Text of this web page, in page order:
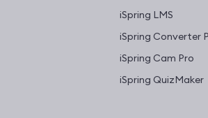
iSpring LMS
iSpring Converter
iSpring Cam Pro
iSpring QuizMaker